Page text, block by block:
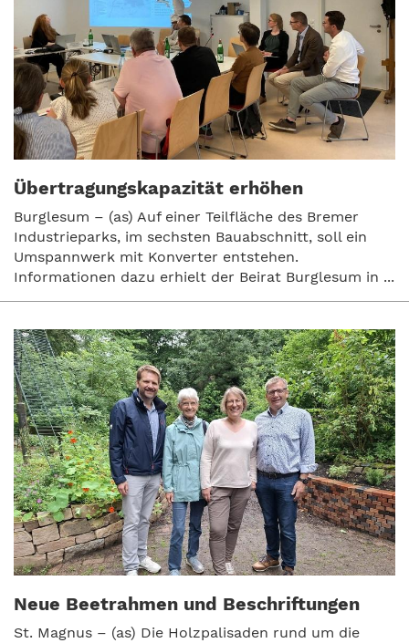
Übertragungskapazität erhöhen
Burglesum – (as) Auf einer Teilfläche des Bremer
Industrieparks, im sechsten Bauabschnitt, soll ein
Umspannwerk mit Konverter entstehen.
Informationen dazu erhielt der Beirat Burglesum in ...
Neue Beetrahmen und Beschriftungen
St. Magnus – (as) Die Holzpalisaden rund um die